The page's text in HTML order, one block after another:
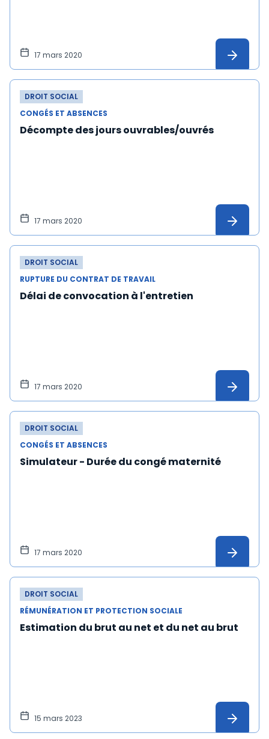
17 mars 2020
DROIT SOCIAL
CONGÉS ET ABSENCES
Décompte des jours ouvrables/ouvrés
17 mars 2020
DROIT SOCIAL
RUPTURE DU CONTRAT DE TRAVAIL
Délai de convocation à l'entretien
17 mars 2020
DROIT SOCIAL
CONGÉS ET ABSENCES
Simulateur - Durée du congé maternité
17 mars 2020
DROIT SOCIAL
RÉMUNÉRATION ET PROTECTION SOCIALE
Estimation du brut au net et du net au brut
15 mars 2023